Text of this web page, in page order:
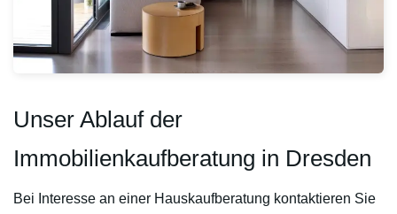
Unser Ablauf der
Immobilienkaufberatung in Dresden
Bei Interesse an einer Hauskaufberatung kontaktieren Sie